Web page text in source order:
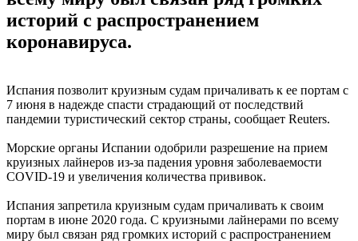
историй с распространением
коронавируса.
Испания позволит круизным судам причаливать к ее портам с
7 июня в надежде спасти страдающий от последствий
пандемии туристический сектор страны, сообщает Reuters.
Морские органы Испании одобрили разрешение на прием
круизных лайнеров из-за падения уровня заболеваемости
COVID-19 и увеличения количества прививок.
Испания запретила круизным судам причаливать к своим
портам в июне 2020 года. С круизными лайнерами по всему
миру был связан ряд громких историй с распространением